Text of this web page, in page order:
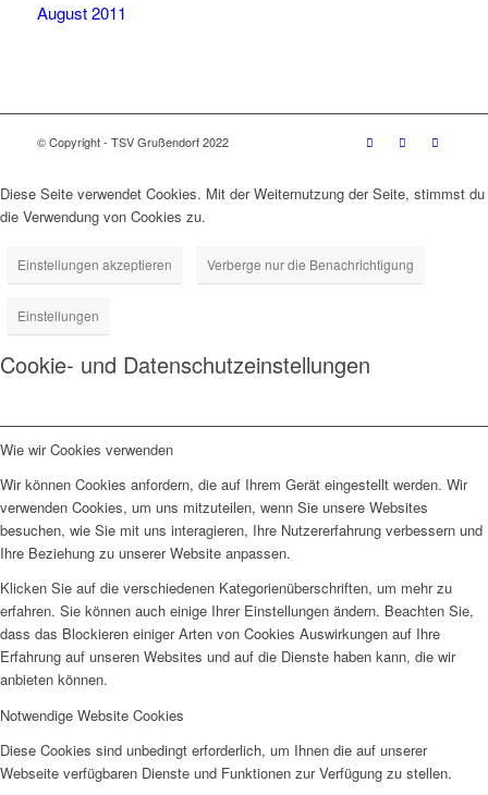
August 2011
© Copyright - TSV Grußendorf 2022
Diese Seite verwendet Cookies. Mit der Weiternutzung der Seite, stimmst du
die Verwendung von Cookies zu.
Einstellungen akzeptieren Verberge nur die Benachrichtigung
Einstellungen
Cookie- und Datenschutzeinstellungen
Wie wir Cookies verwenden
Wir können Cookies anfordern, die auf Ihrem Gerät eingestellt werden. Wir
verwenden Cookies, um uns mitzuteilen, wenn Sie unsere Websites
besuchen, wie Sie mit uns interagieren, Ihre Nutzererfahrung verbessern und
Ihre Beziehung zu unserer Website anpassen.
Klicken Sie auf die verschiedenen Kategorienüberschriften, um mehr zu
erfahren. Sie können auch einige Ihrer Einstellungen ändern. Beachten Sie,
dass das Blockieren einiger Arten von Cookies Auswirkungen auf Ihre
Erfahrung auf unseren Websites und auf die Dienste haben kann, die wir
anbieten können.
Notwendige Website Cookies
Diese Cookies sind unbedingt erforderlich, um Ihnen die auf unserer
Webseite verfügbaren Dienste und Funktionen zur Verfügung zu stellen.